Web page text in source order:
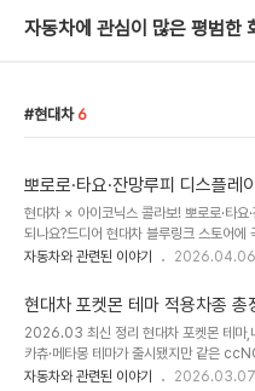
현대차 6
뽀로로·타요·잔망루피 디스플
현대차 × 아이코닉스 콜라보! 뽀로로·타
되나요?드디어 현대차 블루링크 스토어에
리카 오너라면 주목할 만한 소식인데요,뽀
보, 어떤 건가요?현대자동차가 캐릭터 IP
꼬마버스 타요, 잔망루피를 차량 실내로
🚗 시동 ON/OFF 시 → 캐릭터 애니메
적용📊 계기판(클러스터) → 캐릭터 그래
자동차와 관련된 이야기 2026.04.06
현대차 포켓몬 테마 적용차종
원 여부
2026.03 최신 정리 현대차 포켓몬 테마,
카츄·메타몽 테마가 출시됐지만 같은
ccNC 탑재 전 차종의 포켓몬 테마 지원
자동차와 관련된 이야기 2026.03.07